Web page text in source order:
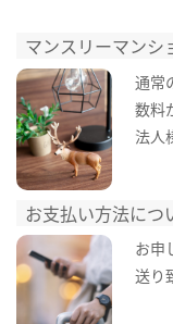
マンスリーマンシ
通常
数料
法人
お支払い方法につ
お申
送り